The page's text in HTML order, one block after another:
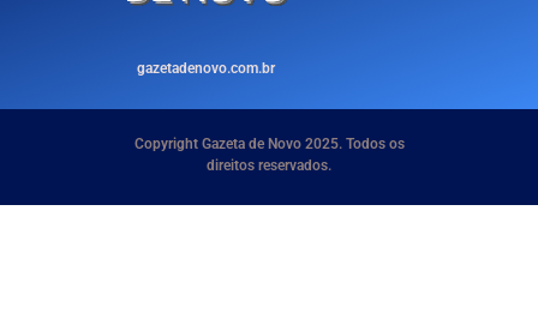
gazetadenovo.com.br
Copyright Gazeta de Novo 2025. Todos os
direitos reservados.